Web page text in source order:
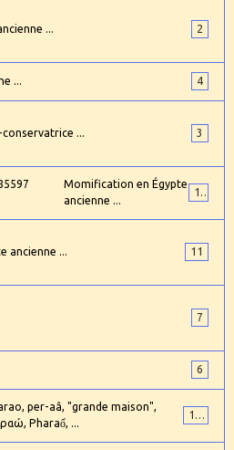
... 2
... 4
conservatrice ... 3
Momification en Égypte
ancienne ...
17
ancienne ... 11
7
6
per-aâ, "grande maison",
Pharaố, ...
101